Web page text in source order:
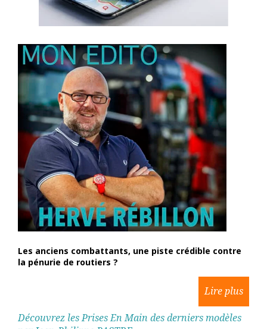
Les anciens combattants, une piste crédible contre
la pénurie de routiers ?
Découvrez les Prises En Main des derniers modèles